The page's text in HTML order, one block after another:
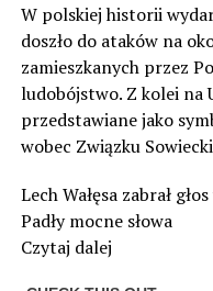
W polskiej historii
doszło do ataków na
zamieszkanych przez
ludobójstwo. Z kolei na
przedstawiane jako
wobec Związku
Lech Wałęsa zabrał
Padły mocne słowa
Czytaj dalej